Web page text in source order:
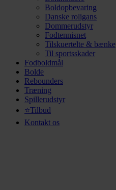
Boldopbevaring
Danske roligans
Dommerudstyr
Fodtennisnet
Tilskuertelte & bænke
Til sportsskader
Fodboldmål
Bolde
Rebounders
Træning
Spillerudstyr
⭐Tilbud
Kontakt os